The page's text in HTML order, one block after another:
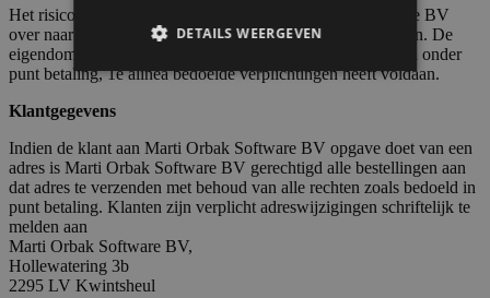
Het risico van het geleverde gaat van Marti Orbak Software BV
over naar de klant, zodra de aflevering heeft plaatsgevonden. De
eigendom gaat evenwel pas over, indien de klant aan al zijn onder
punt betaling, 1e alinea bedoelde verplichtingen heeft voldaan.
Klantgegevens
Indien de klant aan Marti Orbak Software BV opgave doet van een
adres is Marti Orbak Software BV gerechtigd alle bestellingen aan
dat adres te verzenden met behoud van alle rechten zoals bedoeld in
punt betaling. Klanten zijn verplicht adreswijzigingen schriftelijk te
melden aan
Marti Orbak Software BV,
Hollewatering 3b
2295 LV Kwintsheul
DETAILS WEERGEVEN
Targeting
Functioneel
Strikt noodzakelijke cookies maken de
kernfunctionaliteiten van de website mogelijk,
zoals gebruikersaanmelding en accountbeheer.
De website kan niet goed worden gebruikt
zonder de strikt noodzakelijke cookies.
Naam